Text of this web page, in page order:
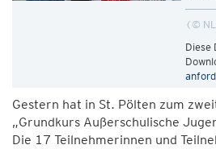
©
Diese
Gestern hat in St. Pölten zum
„Grundkurs Außerschulische
Die 17 Teilnehmerinnen und